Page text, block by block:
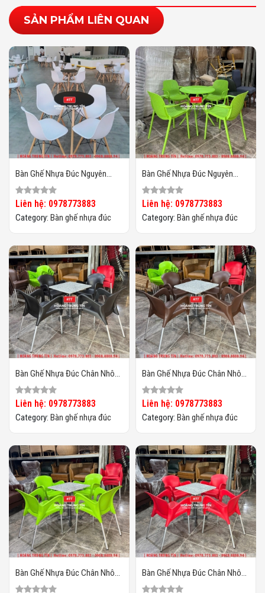
SẢN PHẨM LIÊN QUAN
Bàn Ghế Nhựa Đúc Nguyên
Khối HTT08
Liên hệ: 0978773883
Category: Bàn ghế nhựa đúc
Bàn Ghế Nhựa Đúc Nguyên
Khối HTT07
Liên hệ: 0978773883
Category: Bàn ghế nhựa đúc
Bàn Ghế Nhựa Đúc Chân Nhôm
HTT09
Liên hệ: 0978773883
Category: Bàn ghế nhựa đúc
Bàn Ghế Nhựa Đúc Chân Nhôm
HTT08
Liên hệ: 0978773883
Category: Bàn ghế nhựa đúc
Bàn Ghế Nhựa Đúc Chân Nhôm
HTT07
Bàn Ghế Nhựa Đúc Chân Nhôm
HTT06